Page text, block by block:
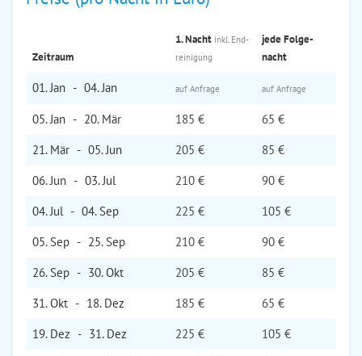
Zeitraum
1. Nacht inkl. End­
reinigung
jede Folge­
nacht
01. Jan - 04. Jan auf Anfrage auf Anfrage
05. Jan - 20. Mär 185 €
65 €
21. Mär - 05. Jun 205 €
85 €
06. Jun - 03. Jul 210 €
90 €
04. Jul - 04. Sep 225 €
105 €
05. Sep - 25. Sep 210 €
90 €
26. Sep - 30. Okt 205 €
85 €
31. Okt - 18. Dez 185 €
65 €
19. Dez - 31. Dez 225 €
105 €